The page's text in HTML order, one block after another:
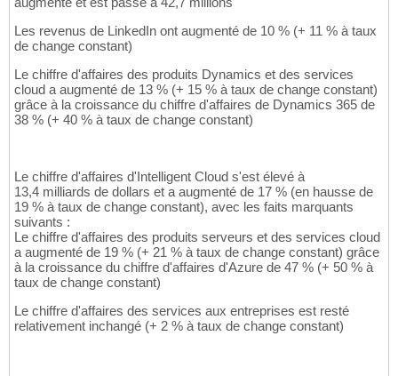
Les revenus de LinkedIn ont augmenté de 10 % (+ 11 % à taux
de change constant)
Le chiffre d'affaires des produits Dynamics et des services
cloud a augmenté de 13 % (+ 15 % à taux de change constant)
grâce à la croissance du chiffre d'affaires de Dynamics 365 de
38 % (+ 40 % à taux de change constant)
Le chiffre d'affaires d'Intelligent Cloud s'est élevé à
13,4 milliards de dollars et a augmenté de 17 % (en hausse de
19 % à taux de change constant), avec les faits marquants
suivants :
Le chiffre d'affaires des produits serveurs et des services cloud
a augmenté de 19 % (+ 21 % à taux de change constant) grâce
à la croissance du chiffre d'affaires d'Azure de 47 % (+ 50 % à
taux de change constant)
Le chiffre d'affaires des services aux entreprises est resté
relativement inchangé (+ 2 % à taux de change constant)